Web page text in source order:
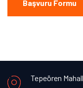
Başvuru Formu
Tepeören